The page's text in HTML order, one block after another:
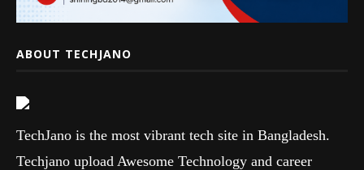
ABOUT TECHJANO
TechJano is the most vibrant tech site in Bangladesh.
Techjano upload Awesome Technology and career